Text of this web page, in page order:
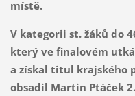
místě.
V kategorii st. žáků do
který ve finalovém
a získal titul krajského
obsadil Martin Ptáček